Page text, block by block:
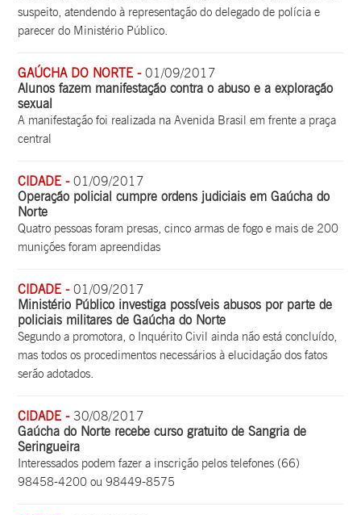
suspeito, atendendo à representação do delegado de polícia e
parecer do Ministério Público.
GAÚCHA DO NORTE -01/09/2017
Alunos fazem manifestação contra o abuso e a exploração
sexual
A manifestação foi realizada na Avenida Brasil em frente a praça
central
CIDADE -01/09/2017
Operação policial cumpre ordens judiciais em Gaúcha do
Norte
Quatro pessoas foram presas, cinco armas de fogo e mais de 200
munições foram apreendidas
CIDADE -01/09/2017
Ministério Público investiga possíveis abusos por parte de
policiais militares de Gaúcha do Norte
Segundo a promotora, o Inquérito Civil ainda não está concluído,
mas todos os procedimentos necessários à elucidação dos fatos
serão adotados.
CIDADE -30/08/2017
Gaúcha do Norte recebe curso gratuito de Sangria de
Seringueira
Interessados podem fazer a inscrição pelos telefones (66)
98458-4200 ou 98449-8575